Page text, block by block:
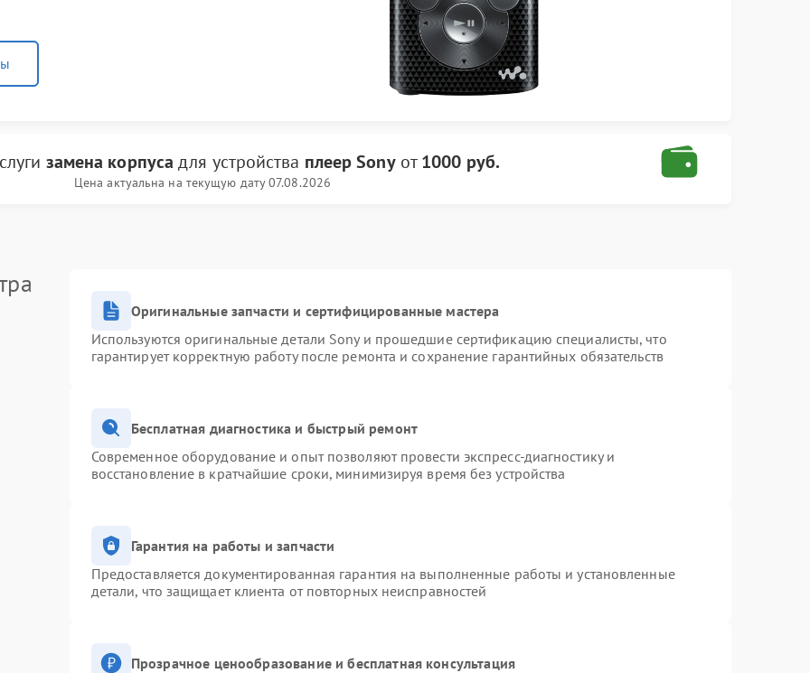
замена корпуса для устройства плеер Sonyот1000 руб.
Цена актуальна на текущую дату 07.08.2026
Оригинальные запчасти и сертифицированные мастера
Используются оригинальные детали Sony и прошедшие сертификацию специалисты, что
гарантирует корректную работу после ремонта и сохранение гарантийных обязательств
Бесплатная диагностика и быстрый ремонт
Современное оборудование и опыт позволяют провести экспресс-диагностику и
восстановление в кратчайшие сроки, минимизируя время без устройства
Гарантия на работы и запчасти
Предоставляется документированная гарантия на выполненные работы и установленные
детали, что защищает клиента от повторных неисправностей
Прозрачное ценообразование и бесплатная консультация